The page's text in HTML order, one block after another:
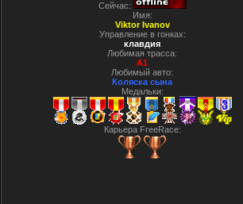
Сейчас:
Имя:
Viktor Ivanov
Управление в гонках:
клавдия
Любимая трасса:
A1
Любимый авто:
Коляска сына
Медальки:
Карьера FreeRace: